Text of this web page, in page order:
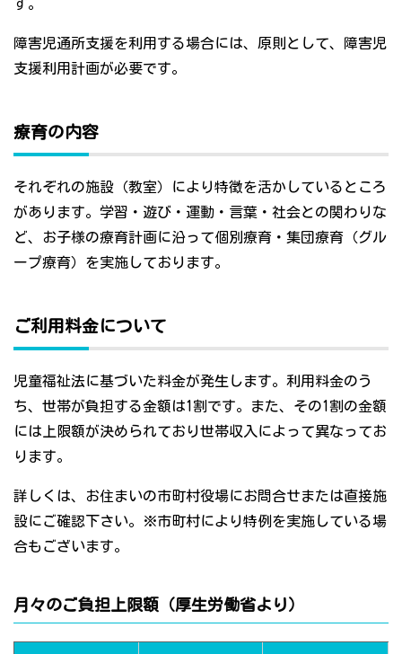
す。
障害児通所支援を利用する場合には、原則として、障害児
支援利用計画が必要です。
療育の内容
それぞれの施設（教室）により特徴を活かしているところ
があります。学習・遊び・運動・言葉・社会との関わりな
ど、お子様の療育計画に沿って個別療育・集団療育（グル
ープ療育）を実施しております。
ご利用料金について
児童福祉法に基づいた料金が発生します。利用料金のう
ち、世帯が負担する金額は1割です。また、その1割の金額
には上限額が決められており世帯収入によって異なってお
ります。
詳しくは、お住まいの市町村役場にお問合せまたは直接施
設にご確認下さい。※市町村により特例を実施している場
合もございます。
月々のご負担上限額（厚生労働省より）